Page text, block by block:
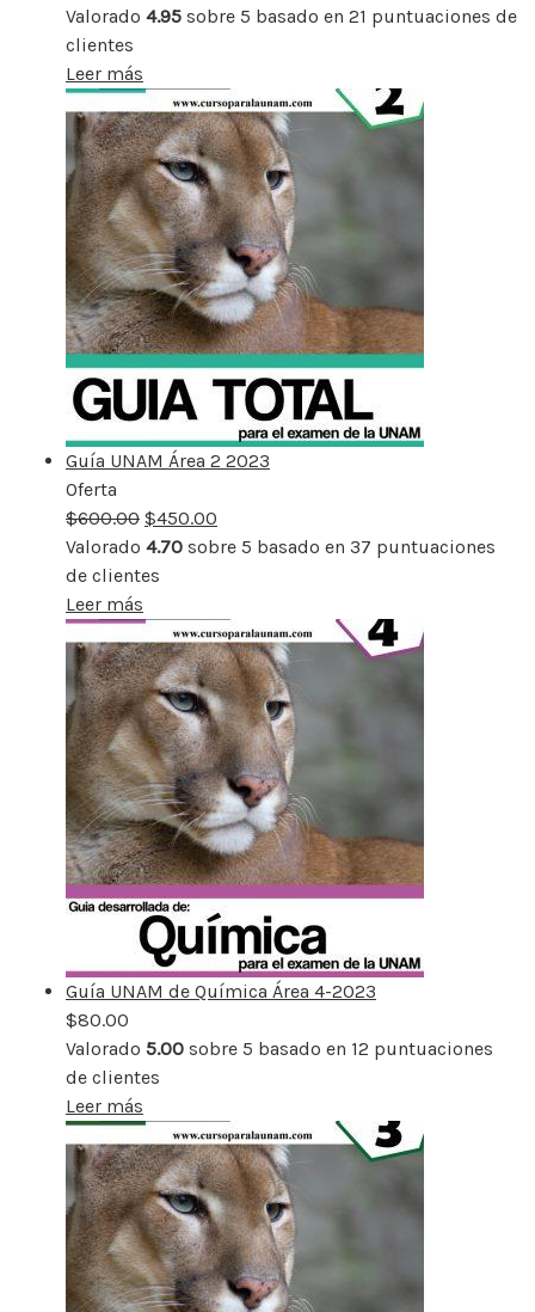
Valorado 4.95 sobre 5 basado en 21 puntuaciones de
clientes
Leer más
Guía UNAM Área 2 2023
Oferta
rebajado
$600.00 $450.00
Valorado 4.70 sobre 5 basado en 37 puntuaciones
de clientes
Leer más
Guía UNAM de Química Área 4-2023
$80.00
Valorado 5.00 sobre 5 basado en 12 puntuaciones
de clientes
Leer más